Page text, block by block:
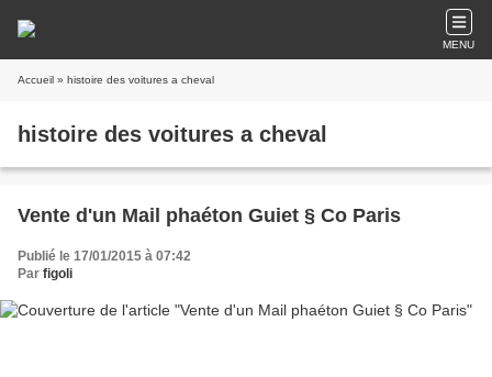
MENU
Accueil » histoire des voitures a cheval
histoire des voitures a cheval
Vente d'un Mail phaéton Guiet § Co Paris
Publié le 17/01/2015 à 07:42
Par figoli